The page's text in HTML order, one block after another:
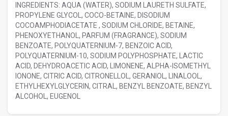
INGREDIENTS: AQUA (WATER), SODIUM LAURETH SULFATE,
PROPYLENE GLYCOL, COCO-BETAINE, DISODIUM
COCOAMPHODIACETATE , SODIUM CHLORIDE, BETAINE,
PHENOXYETHANOL, PARFUM (FRAGRANCE), SODIUM
BENZOATE, POLYQUATERNIUM-7, BENZOIC ACID,
POLYQUATERNIUM-10, SODIUM POLYPHOSPHATE, LACTIC
ACID, DEHYDROACETIC ACID, LIMONENE, ALPHA-ISOMETHYL
IONONE, CITRIC ACID, CITRONELLOL, GERANIOL, LINALOOL,
ETHYLHEXYLGLYCERIN, CITRAL, BENZYL BENZOATE, BENZYL
ALCOHOL, EUGENOL